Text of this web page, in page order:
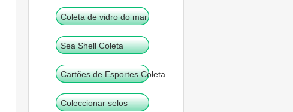
Coleta de vidro do mar
Sea Shell Coleta
Cartões de Esportes Coleta
Coleccionar selos